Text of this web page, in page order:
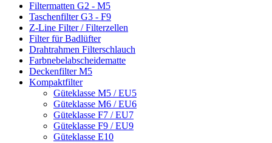
Filtermatten G2 - M5
Taschenfilter G3 - F9
Z-Line Filter / Filterzellen
Filter für Badlüfter
Drahtrahmen Filterschlauch
Farbnebelabscheidematte
Deckenfilter M5
Kompaktfilter
Güteklasse M5 / EU5
Güteklasse M6 / EU6
Güteklasse F7 / EU7
Güteklasse F9 / EU9
Güteklasse E10